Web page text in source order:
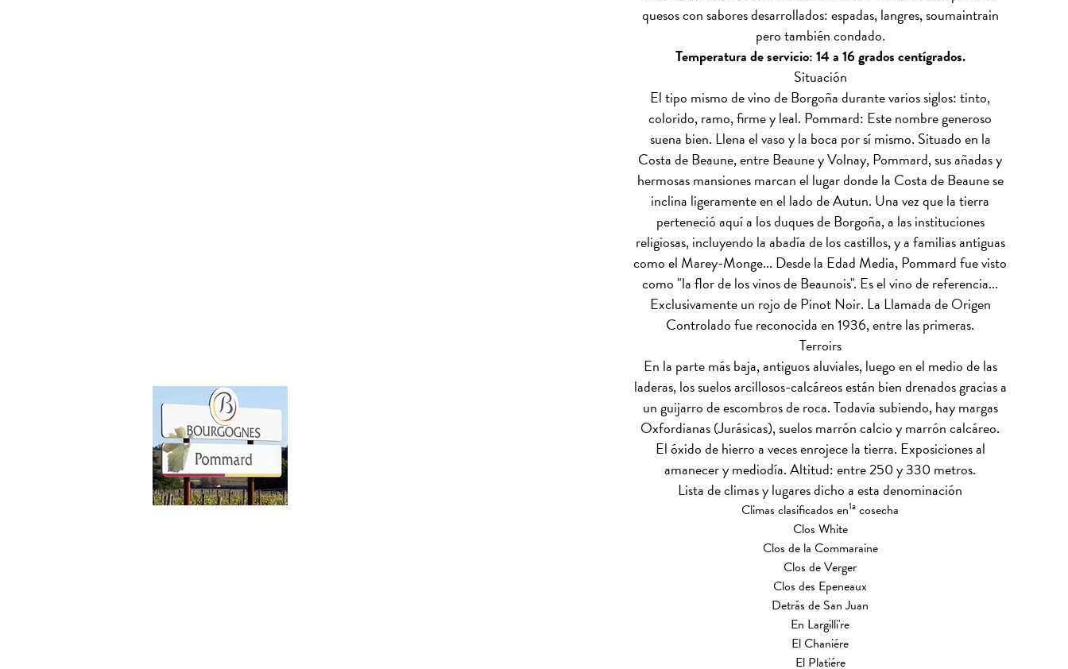
quesos con sabores desarrollados: espadas, langres, soumaintrain
pero también condado.
Temperatura de servicio: 14 a 16 grados centígrados.
Situación
El tipo mismo de vino de Borgoña durante varios siglos: tinto,
colorido, ramo, firme y leal. Pommard: Este nombre generoso
suena bien. Llena el vaso y la boca por sí mismo. Situado en la
Costa de Beaune, entre Beaune y Volnay, Pommard, sus añadas y
hermosas mansiones marcan el lugar donde la Costa de Beaune se
inclina ligeramente en el lado de Autun. Una vez que la tierra
perteneció aquí a los duques de Borgoña, a las instituciones
religiosas, incluyendo la abadía de los castillos, y a familias antiguas
como el Marey-Monge... Desde la Edad Media, Pommard fue visto
como "la flor de los vinos de Beaunois". Es el vino de referencia...
Exclusivamente un rojo de Pinot Noir. La Llamada de Origen
Controlado fue reconocida en 1936, entre las primeras.
Terroirs
En la parte más baja, antiguos aluviales, luego en el medio de las
laderas, los suelos arcillosos-calcáreos están bien drenados gracias a
un guijarro de escombros de roca. Todavía subiendo, hay margas
Oxfordianas (Jurásicas), suelos marrón calcio y marrón calcáreo.
El óxido de hierro a veces enrojece la tierra. Exposiciones al
amanecer y mediodía. Altitud: entre 250 y 330 metros.
Lista de climas y lugares dicho a esta denominación
Climas clasificados en1a cosecha
Clos White
Clos de la Commaraine
Clos de Verger
Clos des Epeneaux
Detrás de San Juan
En Largilli're
El Chaniére
El Platiére